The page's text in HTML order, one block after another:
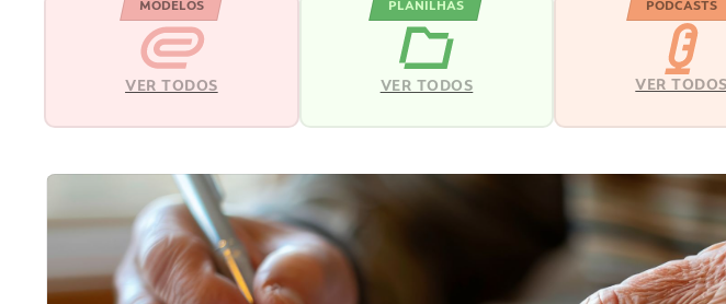
MODELOS
VER TODOS
PLANILHAS
VER TODOS
PODCASTS
VER TODOS